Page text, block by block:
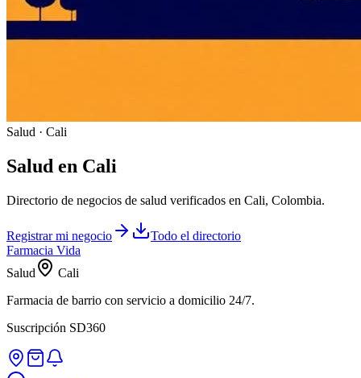
Salud · Cali
Salud en Cali
Directorio de negocios de salud verificados en Cali, Colombia.
Registrar mi negocio
Todo el directorio
Farmacia Vida
Salud
Cali
Farmacia de barrio con servicio a domicilio 24/7.
Suscripción SD360